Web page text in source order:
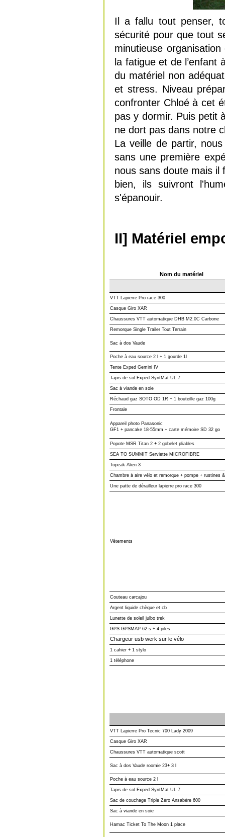
Il a fallu tout penser,
sécurité pour que tout
minutieuse
la fatigue et de
du matériel non
et stress. Niveau
confronter Chloé à cet
pas y dormir. Puis petit
ne dort pas dans notre
La veille de partir,
sans une première
nous sans doute mais il
bien, ils suivront
s'épanouir.
II] Matériel
Nom du matériel
VTT Lapierre Pro race 300
Casque Giro XAR
Chaussures VTT automatique DHB M2.0C Carbone
Remorque Single Trailer Tout Terrain
Sac à dos Vaude
Poche à eau source 2 l + 1 gourde 1l
Tente Exped Gemini IV
Tapis de sol Exped SyntMat UL 7
Sac à viande en soie
Réchaud gaz SOTO OD 1R + 1 bouteille gaz 100g
Frontale
Appareil photo Panasonic
GF1 + pancake 18-55mm + carte mémoire SD 32 go
Popote MSR Titan 2 + 2 gobelet pliables
SEA TO SUMMIT Serviette MICROFIBRE
Topeak Alien 3
Chambre à aire vélo et remorque + pompe + rustines
Une patte de dérailleur lapierre pro race 300
Vêtements
Couteau carcajou
Argent liquide chèque et cb
Lunette de soleil julbo trek
GPS GPSMAP 62 s + 4 piles
Chargeur usb werk sur le vélo
1 cahier + 1 stylo
1 téléphone
VTT Lapierre Pro Tecnic 700 Lady 2009
Casque Giro XAR
Chaussures VTT automatique scott
Sac à dos Vaude roomie 23+ 3 l
Poche à eau source 2 l
Tapis de sol Exped SyntMat UL 7
Sac de couchage Triple Zéro Ansabère 600
Sac à viande en soie
Hamac Ticket To The Moon 1 place